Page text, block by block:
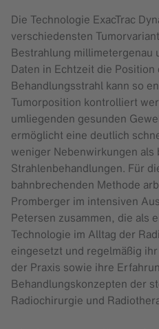
Die Technologie ExacTrac
verschiedensten
Bestrahlung millimetergenau
Daten in Echtzeit die Position
Behandlungsstrahl kann so
Tumorposition kontrolliert
umliegenden gesunden
ermöglicht eine deutlich
weniger Nebenwirkungen als
Strahlenbehandlungen. Für
bahnbrechenden Methode
Promberger im intensiven
Petersen zusammen, die als
Technologie im Alltag der
eingesetzt und regelmäßig
der Praxis sowie ihre
Behandlungskonzepten der
Radiochirurgie und